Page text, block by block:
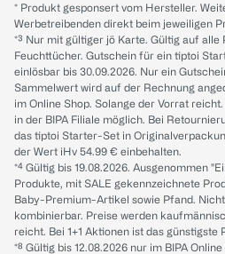
* Produkt gesponsert vom Hersteller.
Werbetreibenden direkt beim jeweiligen
*³ Nur mit gültiger jö Karte. Gültig auf alle
Feuchttücher. Gutschein für ein tiptoi
einlösbar bis 30.09.2026. Nur ein
Sammelwert wird auf der Rechnung
im Online Shop. Solange der Vorrat
in der BIPA Filiale möglich. Bei
das tiptoi Starter-Set in
der Wert iHv 54.99 € einbehalten.
*⁴ Gültig bis 19.08.2026. Ausgenommen
Produkte, mit SALE gekennzeichnete
Baby-Premium-Artikel sowie Pfand.
kombinierbar. Preise werden
reicht. Bei 1+1 Aktionen ist das günstigste
*⁸ Gültig bis 12.08.2026 nur im BIPA